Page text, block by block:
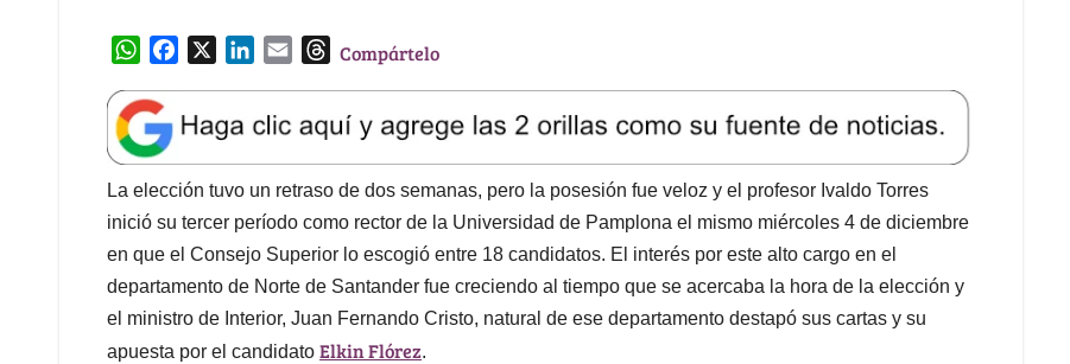
W
a
t
s
A
p
p
e
b
o
o
k
k
e
d
I
n
l
T
e
a
d
s
Compártelo
La elección tuvo un retraso de dos semanas, pero la posesión fue veloz y el profesor Ivaldo Torres
inició su tercer período como rector de la Universidad de Pamplona el mismo miércoles 4 de diciembre
en que el Consejo Superior lo escogió entre 18 candidatos. El interés por este alto cargo en el
departamento de Norte de Santander fue creciendo al tiempo que se acercaba la hora de la elección y
el ministro de Interior, Juan Fernando Cristo, natural de ese departamento destapó sus cartas y su
apuesta por el candidato Elkin Flórez.